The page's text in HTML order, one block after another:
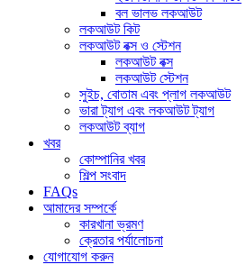
বল ভালভ লকআউট
লকআউট কিট
লকআউট বক্স ও স্টেশন
লকআউট বক্স
লকআউট স্টেশন
সুইচ, বোতাম এবং প্লাগ লকআউট
ভারা ট্যাগ এবং লকআউট ট্যাগ
লকআউট ব্যাগ
খবর
কোম্পানির খবর
শিল্প সংবাদ
FAQs
আমাদের সম্পর্কে
কারখানা ভ্রমণ
ক্রেতার পর্যালোচনা
যোগাযোগ করুন